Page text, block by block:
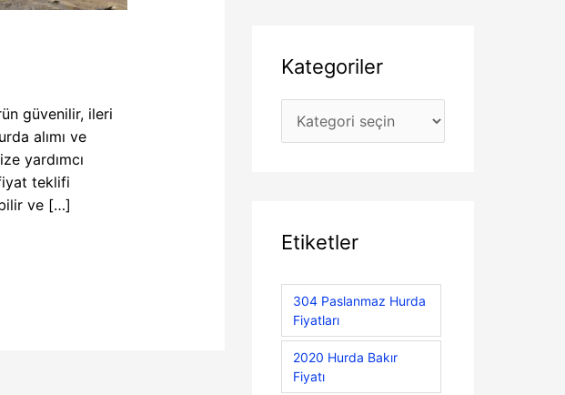
güvenilir, ileri
alımı ve
yardımcı
teklifi
ve […]
Kategoriler
Etiketler
304 Paslanmaz Hurda
Fiyatları
2020 Hurda Bakır
Fiyatı